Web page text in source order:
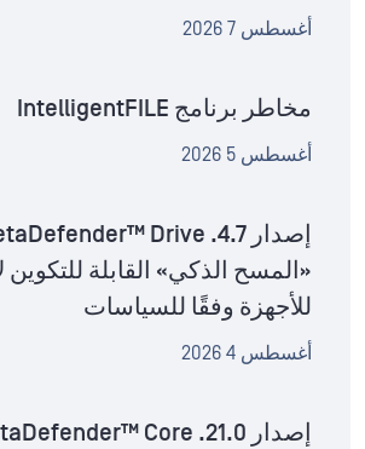
أغسطس 7 2026
مخاطر برنامج IntelligentFILE
أغسطس 5 2026
«المسح الذكي» القابلة
للأجهزة وفقًا للسياسات
أغسطس 4 2026
إصدار MetaDefender™ Core .21.0